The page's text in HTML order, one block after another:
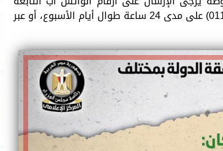
للمركز الإعلامي لمجلس الوزراء (01155508688 - 01155508851) على مدى 24 ساعة طوال أيام الأسبوع، أو عبر